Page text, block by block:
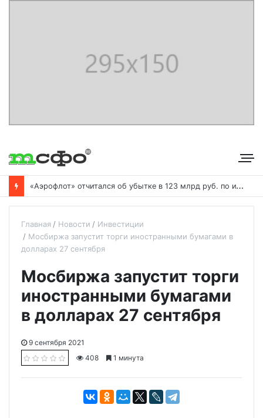
«
Аэрофлот» отчитался об убытке в 123 млрд руб. по итогам года пандемии
Главная Новости
Инвестиции
Мосбиржа запустит торги иностранными бумагами в
долларах 27 сентября
Мосбиржа запустит торги
иностранными бумагами
в долларах 27 сентября
9 сентября 2021
408
1 минута